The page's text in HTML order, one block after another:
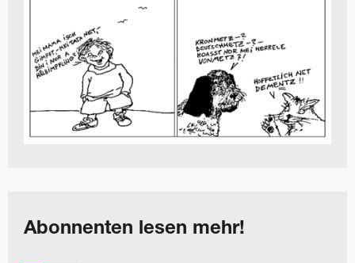
Abonnenten lesen mehr!